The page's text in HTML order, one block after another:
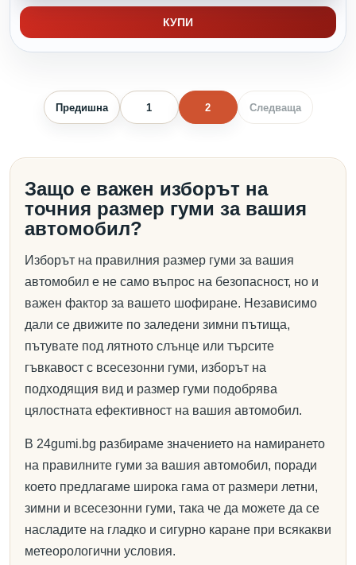
КУПИ
Предишна 1 2 Следваща
Защо е важен изборът на
точния размер гуми за вашия
автомобил?
Изборът на правилния размер гуми за вашия
автомобил е не само въпрос на безопасност, но и
важен фактор за вашето шофиране. Независимо
дали се движите по заледени зимни пътища,
пътувате под лятното слънце или търсите
гъвкавост с всесезонни гуми, изборът на
подходящия вид и размер гуми подобрява
цялостната ефективност на вашия автомобил.
В 24gumi.bg разбираме значението на намирането
на правилните гуми за вашия автомобил, поради
което предлагаме широка гама от размери летни,
зимни и всесезонни гуми, така че да можете да се
насладите на гладко и сигурно каране при всякакви
метеорологични условия.